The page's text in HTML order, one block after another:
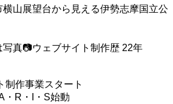
山展望台から見える伊勢志摩国立公
真📷ウェブサイト制作歴 22年
作事業スタート
・R・I・S始動